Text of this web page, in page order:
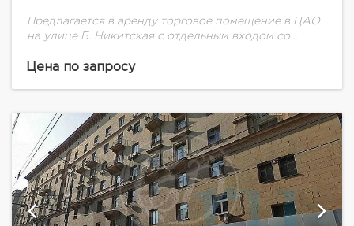
Предлагается в аренду торговое помещение в ЦАО
на улице Б. Никитская с отдельным входом со
помещения 456,9 кв. м: 1 и 2...
Цена по запросу